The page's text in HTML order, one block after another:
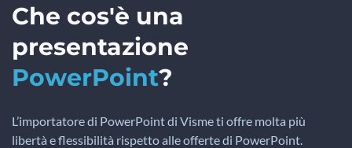
Che cos'è una
presentazione
PowerPoint?
L’importatore di PowerPoint di Visme ti offre molta più
libertà e flessibilità rispetto alle offerte di PowerPoint.